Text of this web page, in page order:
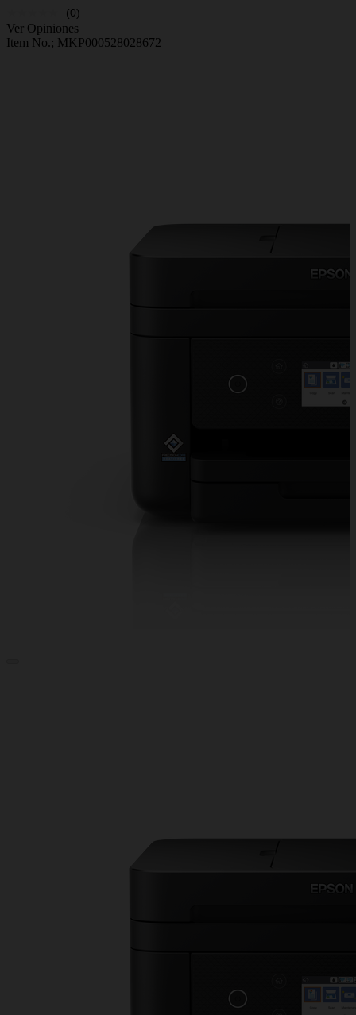
(0)
Ver Opiniones
Item No.; MKP000528028672